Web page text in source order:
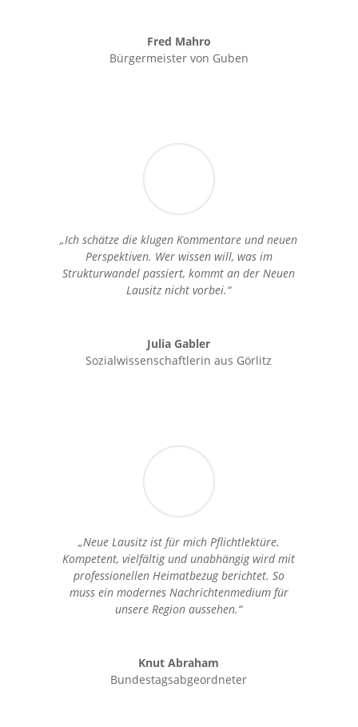
Fred Mahro
Bürgermeister von Guben
„Ich schätze die klugen Kommentare und neuen
Perspektiven. Wer wissen will, was im
Strukturwandel passiert, kommt an der Neuen
Lausitz nicht vorbei.“
Julia Gabler
Sozialwissenschaftlerin aus Görlitz
„Neue Lausitz ist für mich Pflichtlektüre.
Kompetent, vielfältig und unabhängig wird mit
professionellen Heimatbezug berichtet. So
muss ein modernes Nachrichtenmedium für
unsere Region aussehen.“
Knut Abraham
Bundestagsabgeordneter